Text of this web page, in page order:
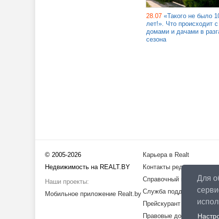
Для
28.07 «Такого не было
лет!». Что происходит с
домами и дачами в
сезона
© 2005-2026
Недвижимость на REALT.BY
Наши проекты:
Мобильное приложение Realt.by
Карьера в Realt
Контакты редакции
Справочный центр
Служба поддержки
Прейскурант
Правовые документы